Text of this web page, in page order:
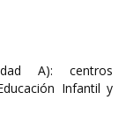
A): centros
Infantil y